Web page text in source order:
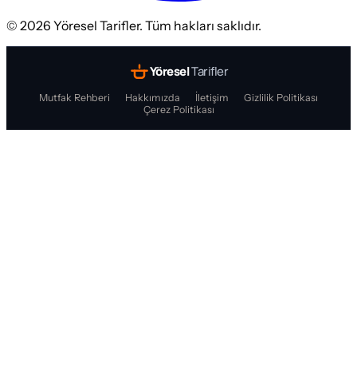
© 2026 Yöresel Tarifler. Tüm hakları saklıdır.
YöreselTarifler
Mutfak Rehberi Hakkımızda İletişim
Gizlilik Politikası
Çerez Politikası